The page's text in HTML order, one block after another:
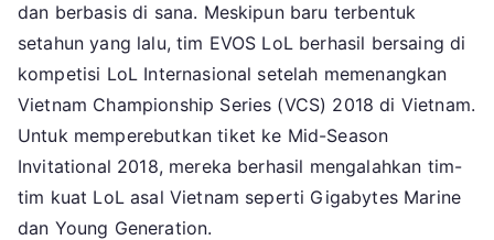
dan berbasis di sana. Meskipun baru terbentuk
setahun yang lalu, tim EVOS LoL berhasil bersaing di
kompetisi LoL Internasional setelah memenangkan
Vietnam Championship Series (VCS) 2018 di Vietnam.
Untuk memperebutkan tiket ke Mid-Season
Invitational 2018, mereka berhasil mengalahkan tim-
tim kuat LoL asal Vietnam seperti Gigabytes Marine
dan Young Generation.